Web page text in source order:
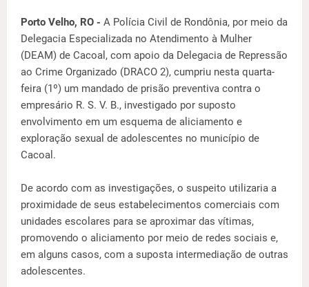
Porto Velho, RO - A Polícia Civil de Rondônia, por meio da
Delegacia Especializada no Atendimento à Mulher
(DEAM) de Cacoal, com apoio da Delegacia de Repressão
ao Crime Organizado (DRACO 2), cumpriu nesta quarta-
feira (1º) um mandado de prisão preventiva contra o
empresário R. S. V. B., investigado por suposto
envolvimento em um esquema de aliciamento e
exploração sexual de adolescentes no município de
Cacoal.
De acordo com as investigações, o suspeito utilizaria a
proximidade de seus estabelecimentos comerciais com
unidades escolares para se aproximar das vítimas,
promovendo o aliciamento por meio de redes sociais e,
em alguns casos, com a suposta intermediação de outras
adolescentes.